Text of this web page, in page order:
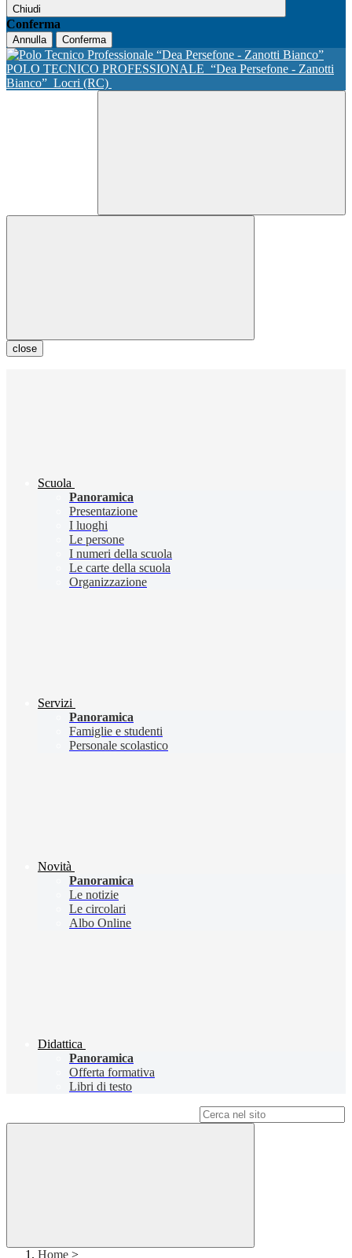
Chiudi
Conferma
Annulla Conferma
POLO TECNICO PROFESSIONALE “Dea Persefone - Zanotti
Bianco” Locri (RC)
close
Scuola
Panoramica
Presentazione
I luoghi
Le persone
I numeri della scuola
Le carte della scuola
Organizzazione
Servizi
Panoramica
Famiglie e studenti
Personale scolastico
Novità
Panoramica
Le notizie
Le circolari
Albo Online
Didattica
Panoramica
Offerta formativa
Libri di testo
Home >